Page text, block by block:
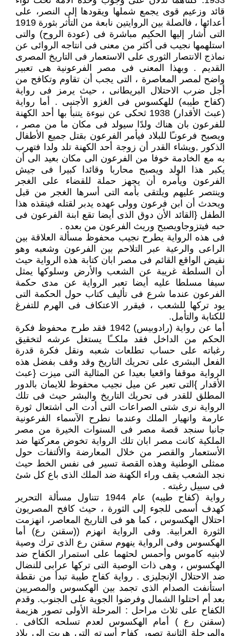
قائد وزعيم قوى يجمع شملها ويقودها إلى النصر، على
أعدائها ، فالصلة بين الروايتين نابعة من التأثر بثورة 1919
التى أشار إليها الحكيم مباشرة فى (عودة الروح) والتى
استلهمها نجيب فى أكثر من معنى فى انتاجه الروائى عن
نماذج الانتصار الثورى على الاستعمار فى التاريخ المصرى
القديم . وبهذا المعنى فى مصر الفرعونية هى تعبير
واضح لمصر المعاصرة ، التى يجب أن تقاوم وتكافح من
أجل ضرب الاحتلال البريطانى ، حيث يرمز فى رواية
(كفاح طيبه) للهكسوس فى الغزو الأجنبى . أما رواية
(عبث الأقدار) 1938 ثحكى عن نبوءة يتنبأ بها أحد الكهنة
للفرعون بان هناك ولدًا سيولد فى مكان ما من مصر ،
ويصبح فرعونـًا للبلاد فيأمر الفرعون بقتل جميع الأطفال
الذكور ,ويشاء القدر أن زوجة أحد الكهنة تلد ولدا فتهرب
به مع الخادمة خوفا من الفرعون الى مكان بعيد الى أن
يكبر هذا الولد ويصبح محاربا وقائدا كبيرا فى جيش
الفرعون ويأمره أن يجهز حملة للقضاء على الغجر
وينتصر عليهم ويلتقى بأمه التى أسرها الغجر من قبل
ويحدث أن ابن فرعون وولى عهده يدبر لقتله فينقذه هذا
الطفل {القائد الأن دوق الذى أيضا تقع ابنة الفرعون فى
حبه فيتزوجاويصبح وريث الفرعون من بعده .
فى هذه الرواية يطرح نجيب محفوظ مسألة العلاقة بين
الراعى والرعية عبر التلاحم بين الفرعون وشعبه وهو
نقيض الواقع القائم فى مصر ابان كتابة هذه الرواية حيث
أن السلطة غريبة عن الشعب والأرض وسلوكها يمثل
سيفا مسلطا عليه أيضا تعبر الرواية عن مدى حكمة
الفرعون عندما شرع فى تأليف كتاب حول الحكمة التى
يود تركها للشعب ، فيقرر الاعتكاف فى الهرم للتفرغ
للكتابة والتأمل.
أما عن رواية (رادوبيس) 1942 فقد طرح محفوظ فكرة
الحكم من الداخل فقد ملكــًا يستغل عرشه لتخقيق
رغباته على حساب تطلعات شعبه ونقل فكرة قدرة
الفعل البشرى على تحريك التاريخ وقد وقف بفضل هذه
الرواية موقفا واقعيا بعيدا عن المثالية التى ميزت {عبث
الأقدار }التى تعبر عن ميل نجيب محفوظ للايمان بالدور
المطلق للقدر فى تحريك التاريخ والبشر حيث فى تلك
الرواية نرى شتى الصراعات التى أدت الى اشتعال ثورة
عارمة وانهيار الملك وعندما نطرح الآسماء الفرعونية
جانبا سنجد قصة مصر فى السنوات الخيرة من مصر
الملكية كانت مصر ابان تلك الرواية تخوض معركتها ضد
الأستعمار والقصر من خلال المعارضة والألتفات حول
ممثلى الوطنية وهذه القصة تسير فى نفس الخط حيث
نجد الشعب يقف وراء الكهنة ضد الملك الذى باع كل شئ
فى سبيل رغبته .
رواية (كفاح طيبه) عام 1944 تتناول مسألة التحرير
كهدف أسمى للجوء إلى الثورة ، حيث كافح المصريون
احتلال الهكسوس ، كما هو فى التاريخ المعاصر، انهزمت
الثورة العرابية. وفى الرواية انهزم ((سقنن رع) أما
الهكسوس وفى الرواية ينهوم سقنن رع الذى ترك وصية
لابنيه كاموس وأحمس لحثهما على استمرار الكفاح ضد
الهكسوس ، وهى ذات الوصية التى تركها عرابى للنضال
ضد الاحتلال الإنجليزى . رواية كفاح طيبة تبدأ من نقطة
استأنفت الصدام الذى تجمد بين الهكسوس والمصريين
بعد أم احتلوا الشمال وفرضوا الجوية على الجنوب. وقدم
الكفاح على ثلاث مراحل : المرحلة الأولى تصور هزيمة
(سقنن رع ) أمام الهكسوس لعدم تسلحه الكافى .
والمرحلة الثانية تصور كفاح أسرته التى هربت الى بلاد